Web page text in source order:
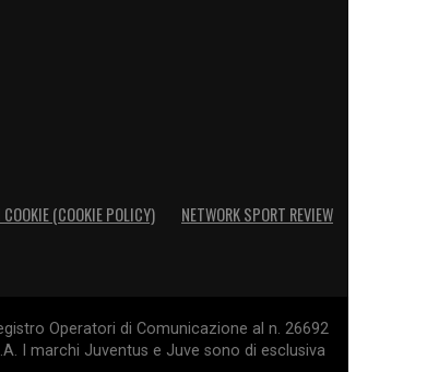
(COOKIE POLICY) NETWORK SPORT REVIEW
Operatori di Comunicazione al n. 26692
I marchi Juventus e Juve sono di esclusiva